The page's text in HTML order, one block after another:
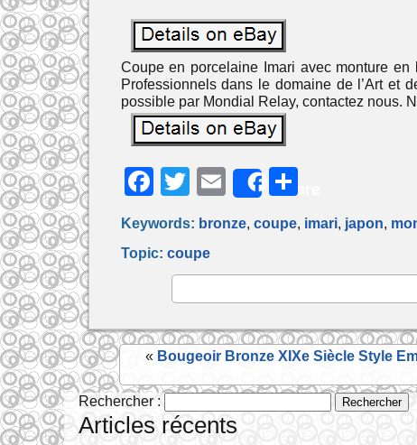
Coupe en porcelaine Imari avec monture
Professionnels dans le domaine de l’Art et
possible par Mondial Relay, contactez nous.
F
c
e
o
o
k
T
w
itt
er
E
ai
l
Share
ar
ta
g
er
Keywords: bronze, coupe, imari, japon,
Topic: coupe
« Bougeoir Bronze XIXe Siècle Style
Rechercher :
Articles récents